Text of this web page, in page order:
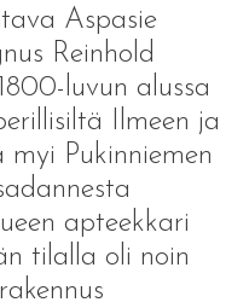
Aspasie
Reinhold
luvun alussa
Ilmeen ja
myi Pukinniemen
apteekkari
tilalla oli noin